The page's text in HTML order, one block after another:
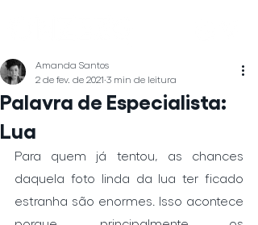
Palavra de Especialista:
Lua
Amanda Santos
2 de fev. de 2021 3 min de leitura
Para quem já tentou, as chances
daquela foto linda da lua ter ficado
estranha são enormes. Isso acontece